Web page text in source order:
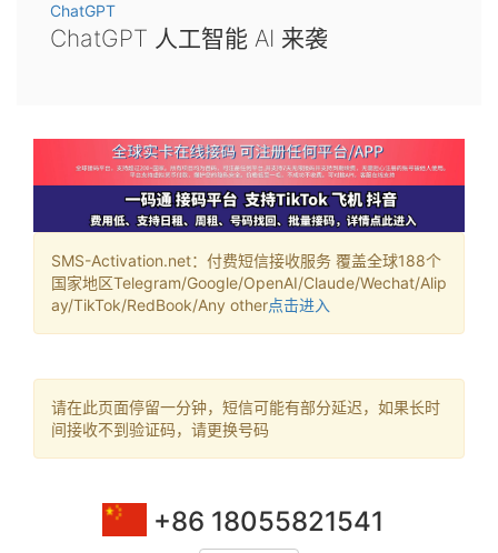
ChatGPT
ChatGPT 人工智能 AI 来袭
SMS-Activation.net：付费短信接收服务 覆盖全球188个
国家地区Telegram/Google/OpenAI/Claude/Wechat/Alip
ay/TikTok/RedBook/Any other点击进入
请在此页面停留一分钟，短信可能有部分延迟，如果长时
间接收不到验证码，请更换号码
+86 18055821541